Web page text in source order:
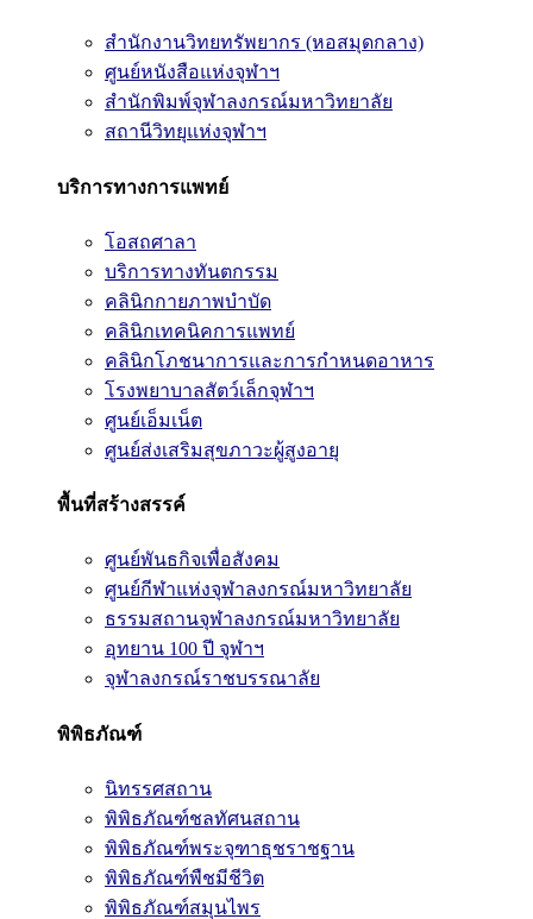
สำนักงานวิทยทรัพยากร (หอสมุดกลาง)
ศูนย์หนังสือแห่งจุฬาฯ
สำนักพิมพ์จุฬาลงกรณ์มหาวิทยาลัย
สถานีวิทยุแห่งจุฬาฯ
บริการทางการแพทย์
โอสถศาลา
บริการทางทันตกรรม
คลินิกกายภาพบำบัด
คลินิกเทคนิคการแพทย์
คลินิกโภชนาการและการกำหนดอาหาร
โรงพยาบาลสัตว์เล็กจุฬาฯ
ศูนย์เอ็มเน็ต
ศูนย์ส่งเสริมสุขภาวะผู้สูงอายุ
พื้นที่สร้างสรรค์
ศูนย์พันธกิจเพื่อสังคม
ศูนย์กีฬาแห่งจุฬาลงกรณ์มหาวิทยาลัย
ธรรมสถานจุฬาลงกรณ์มหาวิทยาลัย
อุทยาน 100 ปี จุฬาฯ
จุฬาลงกรณ์ราชบรรณาลัย
พิพิธภัณฑ์
นิทรรศสถาน
พิพิธภัณฑ์ชลทัศนสถาน
พิพิธภัณฑ์พระจุฑาธุชราชฐาน
พิพิธภัณฑ์พืชมีชีวิต
พิพิธภัณฑ์สมุนไพร